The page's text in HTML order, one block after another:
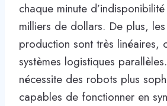
chaque minute
milliers de dollars. De plus,
production sont très linéaires,
systèmes logistiques
nécessite des robots plus
capables de fonctionner en